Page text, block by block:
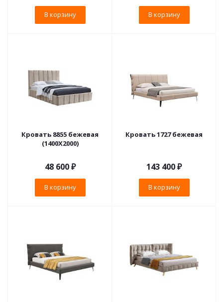
В корзину В корзину
Кровать 8855 бежевая
(1400X2000)
48 600₽
В корзину
Кровать 1727 бежевая
143 400₽
В корзину